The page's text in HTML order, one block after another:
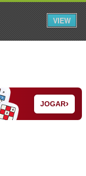
Iniciar Sessão
JOGAR›
VIEW